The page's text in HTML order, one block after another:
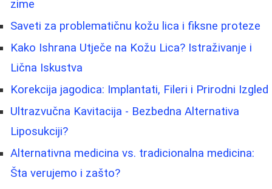
zime
Saveti za problematičnu kožu lica i fiksne proteze
Kako Ishrana Utječe na Kožu Lica? Istraživanje i
Lična Iskustva
Korekcija jagodica: Implantati, Fileri i Prirodni Izgled
Ultrazvučna Kavitacija - Bezbedna Alternativa
Liposukciji?
Alternativna medicina vs. tradicionalna medicina:
Šta verujemo i zašto?